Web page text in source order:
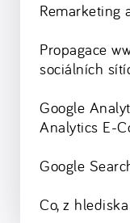
Remarketing
Propagace
sociálních
Google
Analytics E-
Google
Co, z